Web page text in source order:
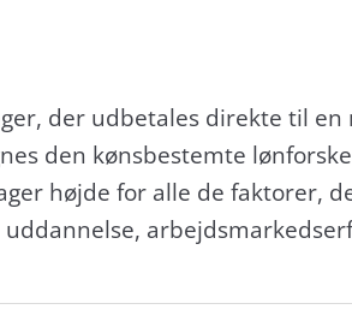
der udbetales direkte til
den kønsbestemte
højde for alle de faktorer,
uddannelse,